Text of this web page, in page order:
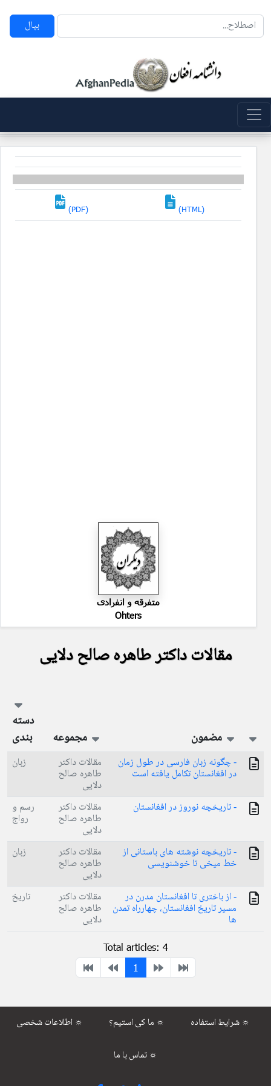
بپال
(PDF) (HTML)
متفرقه و انفرادی
Ohters
مقالات داکتر طاهره صالح دلایی
مضمون مجموعه
دسته
بندی
- چگونه زبان فارسی در طول زمان
در افغانستان تکامل یافته است
مقالات داکتر
طاهره صالح
دلایی
زبان
- تاريخچه نوروز در افغانستان مقالات داکتر
طاهره صالح
دلایی
رسم و
رواج
- تاريخچه نوشته های باستانی از
خط میخی تا خوشنویسی
مقالات داکتر
طاهره صالح
دلایی
زبان
- از باختری تا افغانستان مدرن در
مسير تاريخ افغانستان، چهارراه تمدن
ها
مقالات داکتر
طاهره صالح
دلایی
تاریخ
Total articles: 4
1
اطلاعات شخصی ☼ ما کی استیم؟ ☼ شرایط استفاده ☼
تماس با ما ☼